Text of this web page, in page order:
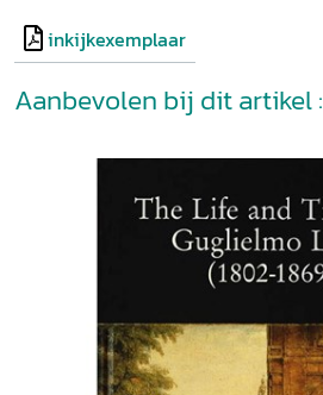
inkijkexemplaar
Aanbevolen bij dit artikel :